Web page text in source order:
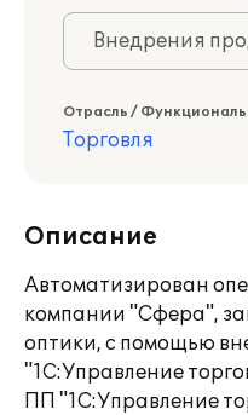
Внедрения
Отрасль /
Торговля
Описание
Автоматизирован
компании "Сфера",
оптики, с помощью
"1С:Управление
ПП "1С:Управление